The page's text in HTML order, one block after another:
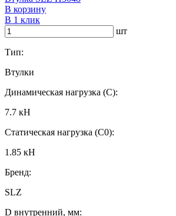
В корзину
В 1 клик
шт
Тип:
Втулки
Динамическая нагрузка (C):
7.7 кН
Статическая нагрузка (C0):
1.85 кН
Бренд:
SLZ
D внутренний, мм: